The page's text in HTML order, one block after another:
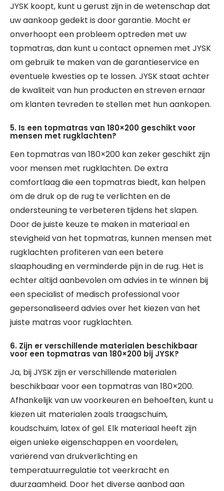
JYSK koopt, kunt u gerust zijn in de wetenschap dat
uw aankoop gedekt is door garantie. Mocht er
onverhoopt een probleem optreden met uw
topmatras, dan kunt u contact opnemen met JYSK
om gebruik te maken van de garantieservice en
eventuele kwesties op te lossen. JYSK staat achter
de kwaliteit van hun producten en streven ernaar
om klanten tevreden te stellen met hun aankopen.
5. Is een topmatras van 180×200 geschikt voor
mensen met rugklachten?
Een topmatras van 180×200 kan zeker geschikt zijn
voor mensen met rugklachten. De extra
comfortlaag die een topmatras biedt, kan helpen
om de druk op de rug te verlichten en de
ondersteuning te verbeteren tijdens het slapen.
Door de juiste keuze te maken in materiaal en
stevigheid van het topmatras, kunnen mensen met
rugklachten profiteren van een betere
slaaphouding en verminderde pijn in de rug. Het is
echter altijd aanbevolen om advies in te winnen bij
een specialist of medisch professional voor
gepersonaliseerd advies over het kiezen van het
juiste matras voor rugklachten.
6. Zijn er verschillende materialen beschikbaar
voor een topmatras van 180×200 bij JYSK?
Ja, bij JYSK zijn er verschillende materialen
beschikbaar voor een topmatras van 180×200.
Afhankelijk van uw voorkeuren en behoeften, kunt u
kiezen uit materialen zoals traagschuim,
koudschuim, latex of gel. Elk materiaal heeft zijn
eigen unieke eigenschappen en voordelen,
variërend van drukverlichting en
temperatuurregulatie tot veerkracht en
duurzaamheid. Door het diverse aanbod aan